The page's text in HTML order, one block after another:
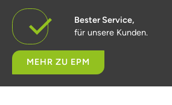
Bester Service,
für unsere Kunden.
MEHR ZU EPM